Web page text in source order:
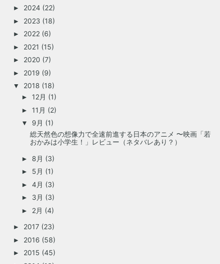
► 2024 (22)
► 2023 (18)
► 2022 (6)
► 2021 (15)
► 2020 (7)
► 2019 (9)
▼ 2018 (18)
► 12月 (1)
► 11月 (2)
▼ 9月 (1)
総天然色の想像力で全速前進する日本のアニメ 〜映画「若
おかみは小学生！」レビュー（ネタバレあり？）
► 8月 (3)
► 5月 (1)
► 4月 (3)
► 3月 (3)
► 2月 (4)
► 2017 (23)
► 2016 (58)
► 2015 (45)